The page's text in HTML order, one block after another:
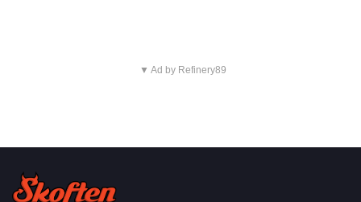
▼ Ad by Refinery89